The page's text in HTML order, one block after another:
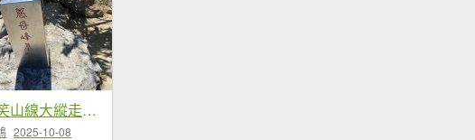
2025微笑山線大縱走尋寶集章任務-Ep.11【五分山系】平溪小黃山段｜慈母峰 × 孝子山
2025-10-08